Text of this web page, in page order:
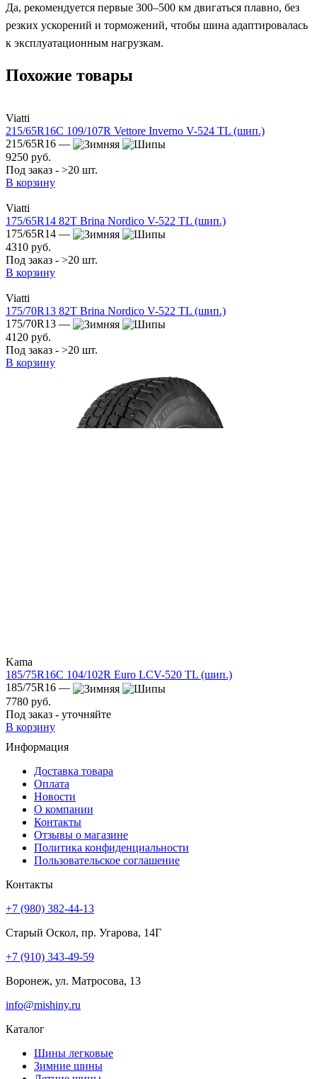
Да, рекомендуется первые 300–500 км двигаться плавно, без
резких ускорений и торможений, чтобы шина адаптировалась
к эксплуатационным нагрузкам.
Похожие товары
Viatti
215/65R16C 109/107R Vettore Inverno V-524 TL (шип.)
215/65R16 —
9250 руб.
Под заказ - >20 шт.
В корзину
Viatti
175/65R14 82T Brina Nordico V-522 TL (шип.)
175/65R14 —
4310 руб.
Под заказ - >20 шт.
В корзину
Viatti
175/70R13 82T Brina Nordico V-522 TL (шип.)
175/70R13 —
4120 руб.
Под заказ - >20 шт.
В корзину
Kama
185/75R16C 104/102R Euro LCV-520 TL (шип.)
185/75R16 —
7780 руб.
Под заказ - уточняйте
В корзину
Информация
Доставка товара
Оплата
Новости
О компании
Контакты
Отзывы о магазине
Политика конфиденциальности
Пользовательское соглашение
Контакты
+7 (980) 382-44-13
Старый Оскол, пр. Угарова, 14Г
+7 (910) 343-49-59
Воронеж, ул. Матросова, 13
info@mishiny.ru
Каталог
Шины легковые
Зимние шины